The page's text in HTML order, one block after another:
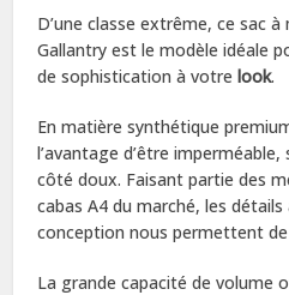
D’une classe extrême, ce sac
Gallantry est le modèle idéale
de sophistication à votrelook.
En matière synthétique
l’avantage d’être
côté doux. Faisant partie des
cabas A4 du marché, les
conception nous permettent
La grande capacité de volume